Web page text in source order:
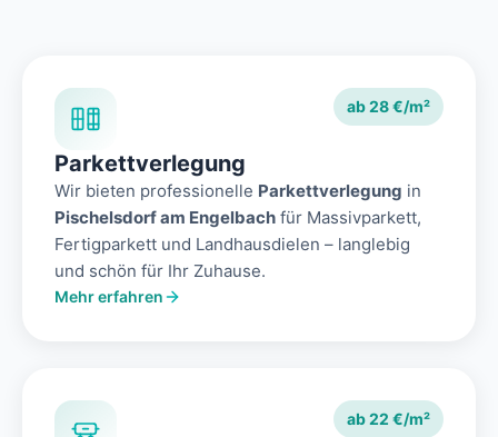
ab 28 €/m²
Parkettverlegung
Wir bieten professionelle Parkettverlegung in
Pischelsdorf am Engelbach für Massivparkett,
Fertigparkett und Landhausdielen – langlebig
und schön für Ihr Zuhause.
Mehr erfahren
ab 22 €/m²